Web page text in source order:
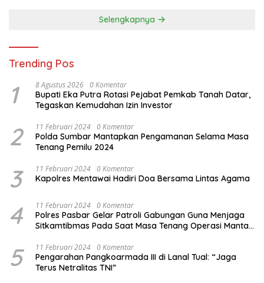
Selengkapnya
Trending Pos
1 8 Agustus 2026 0 Komentar
Bupati Eka Putra Rotasi Pejabat Pemkab Tanah Datar,
Tegaskan Kemudahan Izin Investor
2 11 Februari 2024 0 Komentar
Polda Sumbar Mantapkan Pengamanan Selama Masa
Tenang Pemilu 2024
3 11 Februari 2024 0 Komentar
Kapolres Mentawai Hadiri Doa Bersama Lintas Agama
4 11 Februari 2024 0 Komentar
Polres Pasbar Gelar Patroli Gabungan Guna Menjaga
Sitkamtibmas Pada Saat Masa Tenang Operasi Mantap
5 11 Februari 2024 0 Komentar
Pengarahan Pangkoarmada III di Lanal Tual: “Jaga
Terus Netralitas TNI”